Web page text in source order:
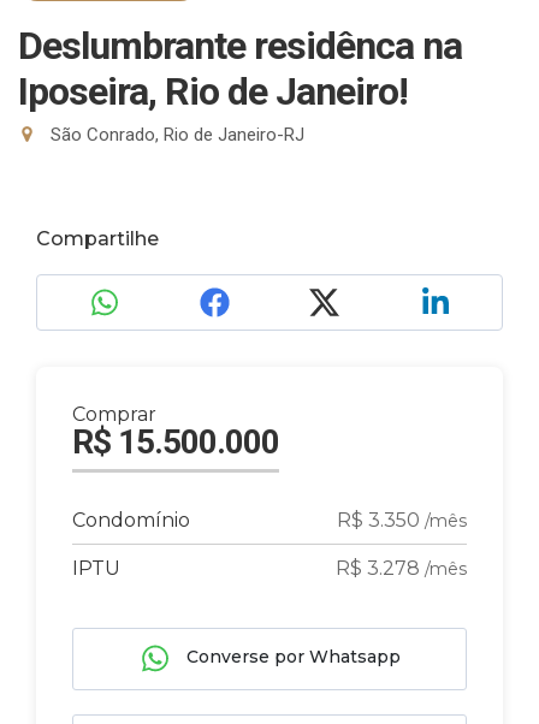
Deslumbrante residênca na
Iposeira, Rio de Janeiro!
São Conrado, Rio de Janeiro-RJ
Compartilhe
Comprar
R$ 15.500.000
Condomínio R$ 3.350 /mês
IPTU R$ 3.278 /mês
Converse por Whatsapp